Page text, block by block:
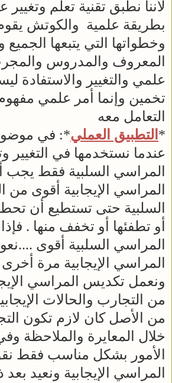
لأننا نطبق تقنية تعلم
بطريقة علمية والكوتش يقوم
وخطواتها التي يتبعها الجميع
المعروف والمدروس
علمي والتغيير والاستفادة
تخمين وإنما أمر علمي
التعامل معه
* التطبيق العملي*: في
عندما نستخدمها في التغيير
المراسي السلبية فقط يجب
المراسي الإيجابية أقوى من
السلبية حتى تستطيع أن
أو تطفئها أو تخفف منها .
المراسي السلبية أقوى
المراسي الإيجابية مرة
ونعمل تكديس المراسي
من التجارب والحالات
من الأصل كان لازم تكون
خلال المعايرة والملاحظة
الأمور بشكل مناسب فقط
المراسي الإيجابية ونعيد